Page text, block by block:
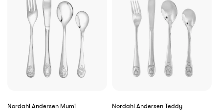
Nordahl Andersen Mumi
Nordahl Andersen Teddy